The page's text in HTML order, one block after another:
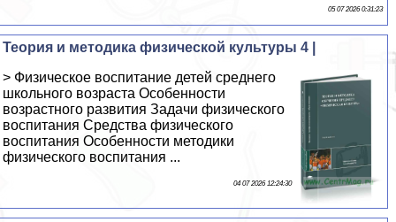
05 07 2026 0:31:23
Теория и методика физической культуры 4 |
> Физическое воспитание детей среднего
школьного возраста Особенности
возрастного развития Задачи физического
воспитания Средства физического
воспитания Особенности методики
физического воспитания ...
04 07 2026 12:24:30